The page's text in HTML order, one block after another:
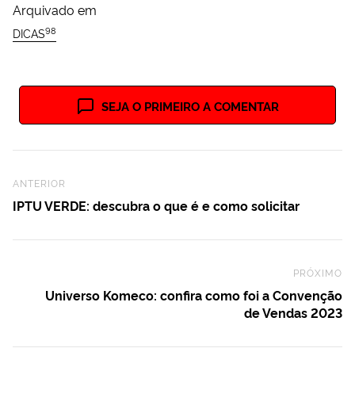
Arquivado em
DICAS98
SEJA O PRIMEIRO A COMENTAR
Previous Post
ANTERIOR
IPTU VERDE: descubra o que é e como solicitar
PRÓXIMO
Universo Komeco: confira como foi a Convenção
de Vendas 2023